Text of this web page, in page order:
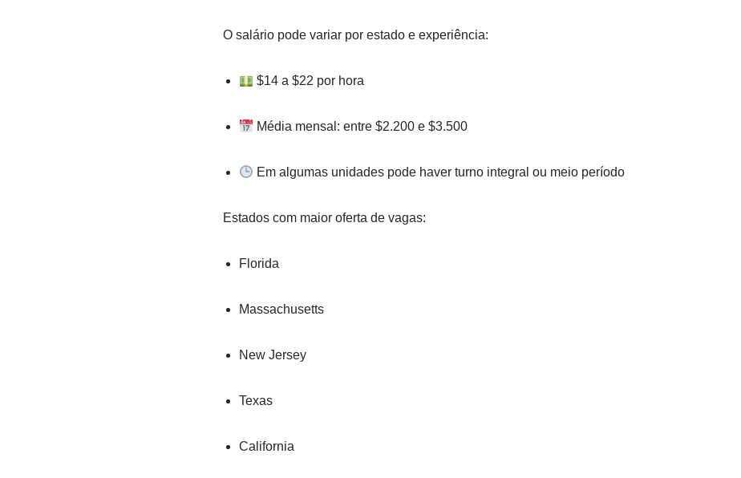
O salário pode variar por estado e experiência:
$14 a $22 por hora
Média mensal: entre $2.200 e $3.500
Em algumas unidades pode haver turno integral ou meio período
Estados com maior oferta de vagas:
Florida
Massachusetts
New Jersey
Texas
California